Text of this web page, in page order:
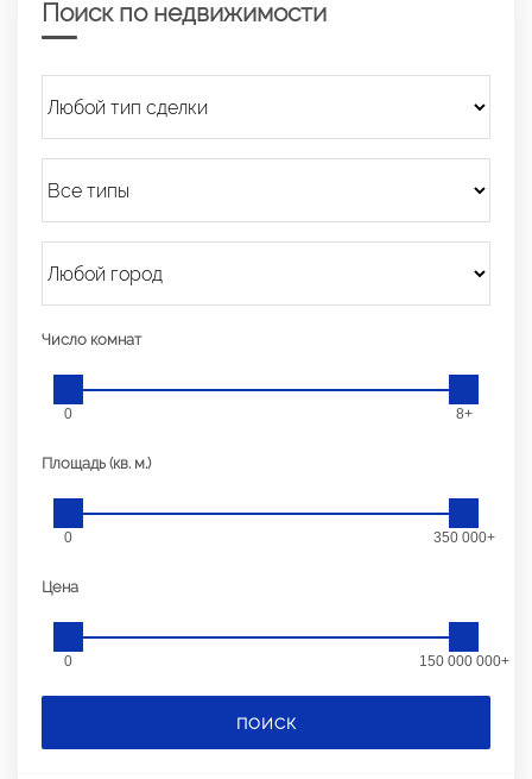
Поиск по недвижимости
Число комнат
0 8+
Площадь (кв. м.)
0 350 000+
Цена
0 150 000 000+
ПОИСК